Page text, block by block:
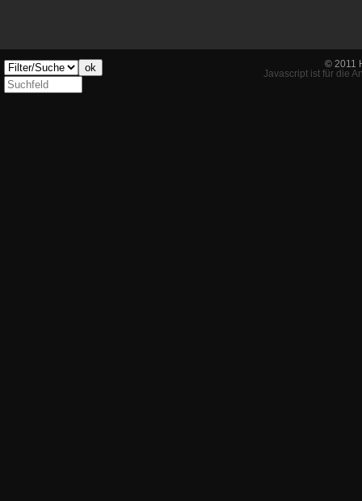
ok
© 2011
Javascript ist für die